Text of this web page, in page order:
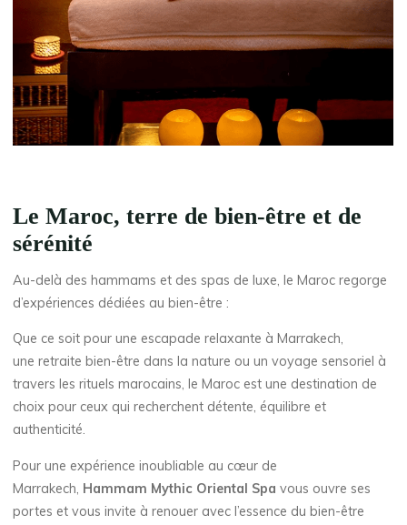
Le Maroc, terre de bien-être et de
sérénité
Au-delà des hammams et des spas de luxe, le Maroc regorge
d’expériences dédiées au bien-être :
Que ce soit pour une escapade relaxante à Marrakech,
une retraite bien-être dans la nature ou un voyage sensoriel à
travers les rituels marocains, le Maroc est une destination de
choix pour ceux qui recherchent détente, équilibre et
authenticité.
Pour une expérience inoubliable au cœur de
Marrakech, Hammam Mythic Oriental Spa vous ouvre ses
portes et vous invite à renouer avec l’essence du bien-être